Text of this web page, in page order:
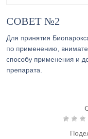
СОВЕТ №2
Для принятия
по применению,
способу применения и
препарата.